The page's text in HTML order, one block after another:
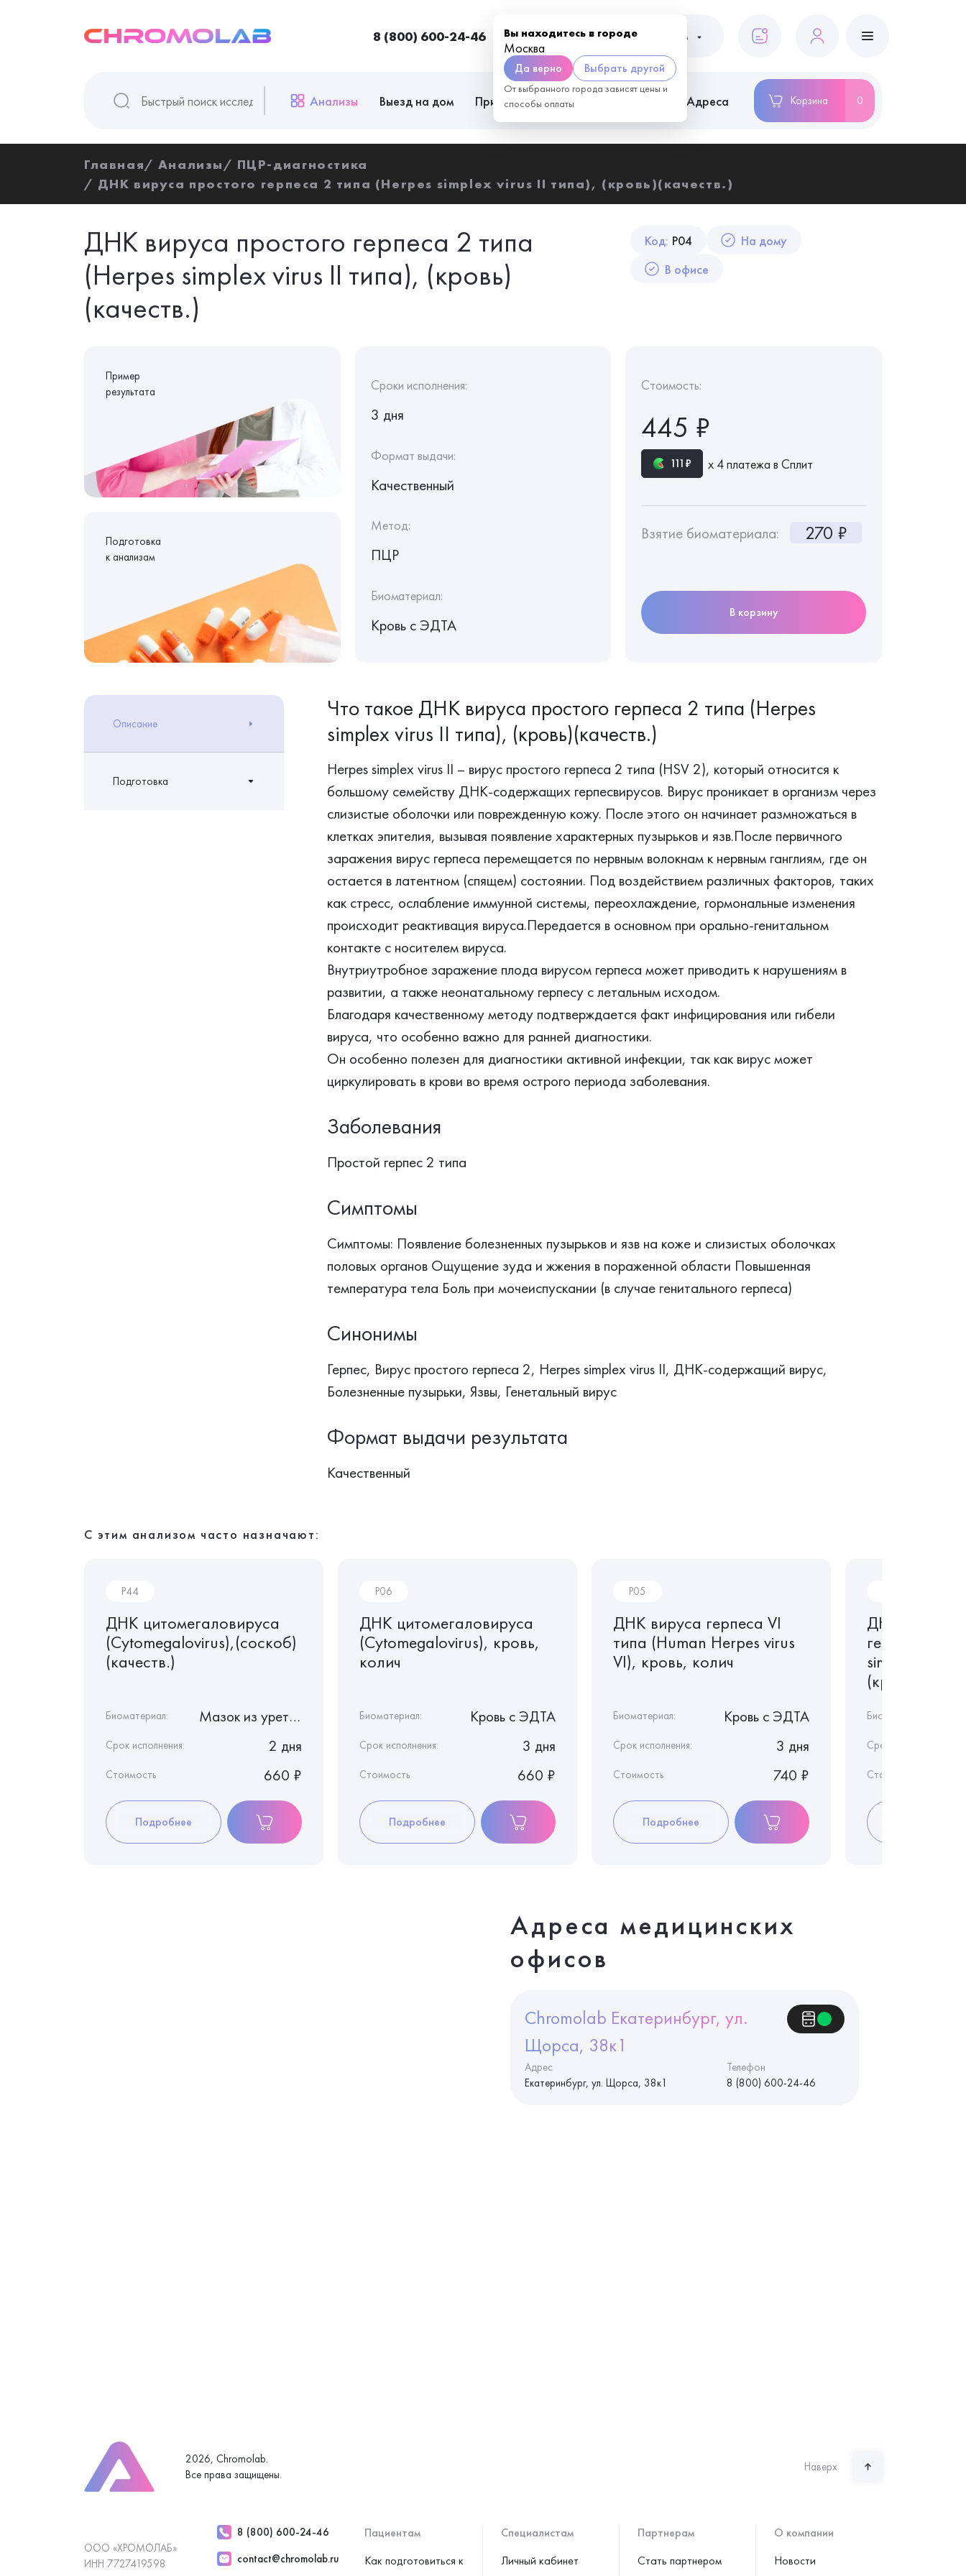
8 (800) 600-24-46 Вы находитесь в городе
Москва
Да верно Выбрать другой
От выбранного города зависят цены и
способы оплаты
Москва Пациентам
Анализы Выезд на дом Приём врачей Адреса Корзина 0
Главная Анализы
ПЦР-диагностика
ДНК вируса простого герпеса 2 типа (Herpes simplex virus II типа), (кровь)(качеств.)
Код: P04
На дому
В офисе
ДНК вируса простого герпеса 2 типа
(Herpes simplex virus II типа), (кровь)
(качеств.)
Пример
результата
Подготовка
к анализам
Сроки исполнения:
3 дня
Формат выдачи:
Качественный
Метод:
ПЦР
Биоматериал:
Кровь c ЭДТА
Стоимость:
445 ₽
111₽ х 4 платежа в Сплит
Взятие биоматериала: 270 ₽
В корзину
Описание
Подготовка
Что такое ДНК вируса простого герпеса 2 типа (Herpes
simplex virus II типа), (кровь)(качеств.)
Herpes simplex virus II – вирус простого герпеса 2 типа (HSV 2), который относится к
большому семейству ДНК-содержащих герпесвирусов. Вирус проникает в организм через
слизистые оболочки или поврежденную кожу. После этого он начинает размножаться в
клетках эпителия, вызывая появление характерных пузырьков и язв.После первичного
заражения вирус герпеса перемещается по нервным волокнам к нервным ганглиям, где он
остается в латентном (спящем) состоянии. Под воздействием различных факторов, таких
как стресс, ослабление иммунной системы, переохлаждение, гормональные изменения
происходит реактивация вируса.Передается в основном при орально-генитальном
контакте с носителем вируса.
Внутриутробное заражение плода вирусом герпеса может приводить к нарушениям в
развитии, а также неонатальному герпесу с летальным исходом.
Благодаря качественному методу подтверждается факт инфицирования или гибели
вируса, что особенно важно для ранней диагностики.
Он особенно полезен для диагностики активной инфекции, так как вирус может
циркулировать в крови во время острого периода заболевания.
Заболевания
Простой герпес 2 типа
Симптомы
Симптомы: Появление болезненных пузырьков и язв на коже и слизистых оболочках
половых органов Ощущение зуда и жжения в пораженной области Повышенная
температура тела Боль при мочеиспускании (в случае генитального герпеса)
Синонимы
Герпес, Вирус простого герпеса 2, Herpes simplex virus II, ДНК-содержащий вирус,
Болезненные пузырьки, Язвы, Генетальный вирус
Формат выдачи результата
Качественный
С этим анализом часто назначают:
P44
ДНК цитомегаловируса
(Cуtomegalovirus),(соскоб)
(качеств.)
Биоматериал: Мазок из уретры
Срок исполнения: 2 дня
Стоимость 660 ₽
Подробнее
P06
ДНК цитомегаловируса
(Cytomegalovirus), кровь,
колич
Биоматериал: Кровь c ЭДТА
Срок исполнения: 3 дня
Стоимость 660 ₽
Подробнее
P05
ДНК вируса герпеса VI
типа (Human Herpes virus
VI), кровь, колич
Биоматериал: Кровь c ЭДТА
Срок исполнения: 3 дня
Стоимость 740 ₽
Подробнее
ДНК вируса
герпеса 1
simplex virus
Биоматериал:
Срок исполнения:
Стоимость
Адреса медицинских
офисов
Chromolab Екатеринбург, ул.
Щорса, 38к1
Адрес
Екатеринбург, ул. Щорса, 38к1
Телефон
8 (800) 600-24-46
2026, Chromolab.
Все права защищены.
Наверх
Пациентам
Как подготовиться к
Специалистам
Личный кабинет
Партнерам
Стать партнером
О компании
Новости
ООО «ХРОМОЛАБ»
ИНН 7727419598
8 (800) 600-24-46
contact@chromolab.ru